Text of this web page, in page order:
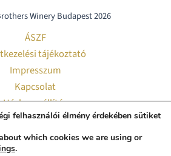
Winery Budapest 2026
ÁSZF
tájékoztató
Impresszum
Kapcsolat
Házhozszállítás
Pályázatok
Smart Hotel
felhasználói élmény érdekében sütiket
which cookies we are using or
.